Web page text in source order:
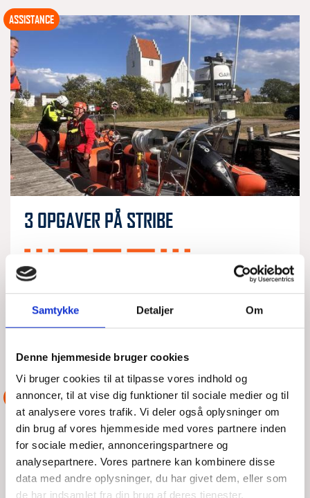
Samtykke Detaljer Om
Denne hjemmeside bruger cookies
Vi bruger cookies til at tilpasse vores indhold og
annoncer, til at vise dig funktioner til sociale medier og til
at analysere vores trafik. Vi deler også oplysninger om
din brug af vores hjemmeside med vores partnere inden
for sociale medier, annonceringspartnere og
analysepartnere. Vores partnere kan kombinere disse
data med andre oplysninger, du har givet dem, eller som
de har indsamlet fra din brug af deres tjenester.
3 OPGAVER PÅ STRIBE
TOR, 06/08/2026 - 07:56
DSRS i Faxe Ladeplads blev anmodet om assistance til en
jolle med motorproblemer i Bøgestrømmen. Snart efter afgik
Rescue Liv mod havaristen og fik en line om
DSRS Faxe Ladeplads
ASSISTANCE
ASSISTANCE